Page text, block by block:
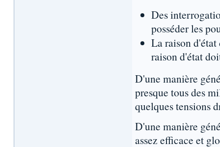
Des
posséder les
La raison
raison d'état
D'une manière
presque tous des
quelques tensions
D'une manière
assez efficace et